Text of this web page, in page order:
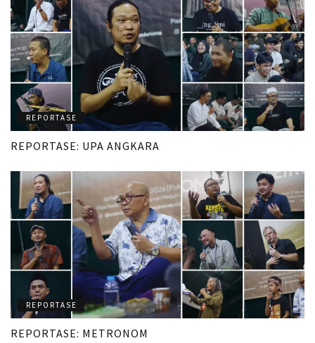
REPORTASE
REPORTASE: UPA ANGKARA
REPORTASE
REPORTASE: METRONOM